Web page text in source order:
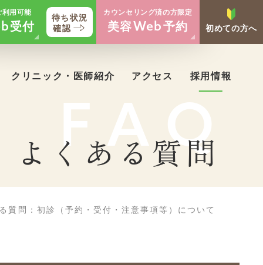
用可能
受付
待ち状況
確認
カウンセリング済の方限定
美容Web予約 初めての方へ
クリニック・医師紹介 アクセス 採用情報
FAQ
よくある質問
質問：初診（予約・受付・注意事項等）について